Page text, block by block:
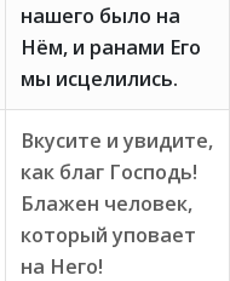
нашего было на
Нём, и ранами Его
мы исцелились.
Вкусите и увидите,
как благ Господь!
Блажен человек,
который уповает
на Него!